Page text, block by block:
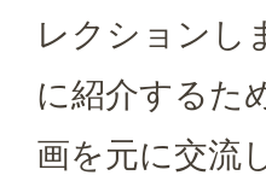
レクションし
に紹介するた
画を元に交流